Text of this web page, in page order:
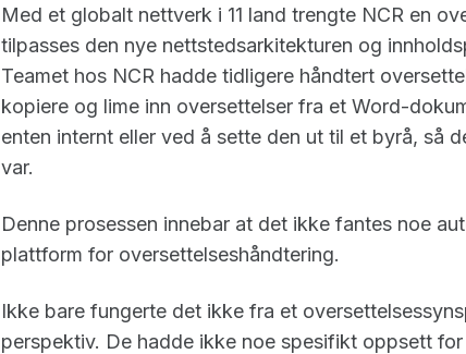
Med et globalt nettverk i 11 land trengte NCR en
tilpasses den nye nettstedsarkitekturen og
Teamet hos NCR hadde tidligere håndtert
kopiere og lime inn oversettelser fra et Word-
enten internt eller ved å sette den ut til et byrå, så
var.
Denne prosessen innebar at det ikke fantes noe
plattform for oversettelseshåndtering.
Ikke bare fungerte det ikke fra et
perspektiv. De hadde ikke noe spesifikt oppsett